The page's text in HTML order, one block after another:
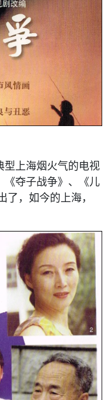
型上海烟火气的电视
《夺子战争》、《儿
，如今的上海，